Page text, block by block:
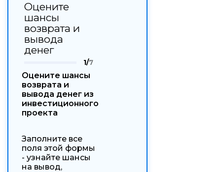
Оцените
шансы
возврата и
вывода
денег
1/7
Оцените шансы
возврата и
вывода денег из
инвестиционного
проекта
Заполните все
поля этой формы
- узнайте шансы
на вывод,